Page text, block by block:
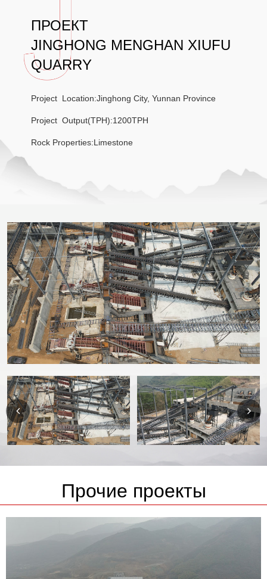
ПРОЕКТ
JINGHONG MENGHAN XIUFU
QUARRY
Project Location:Jinghong City, Yunnan Province
Project Output(TPH):1200TPH
Rock Properties:Limestone
Прочие проекты